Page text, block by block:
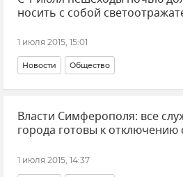
носить с собой
1 июля 2015, 15:01
Новости Общество
Власти Симферополя: все
города готовы к отключению
1 июля 2015, 14:37